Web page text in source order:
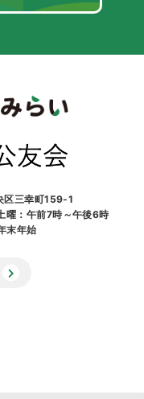
三幸町159-1
曜：午前7時～午後6時
末年始